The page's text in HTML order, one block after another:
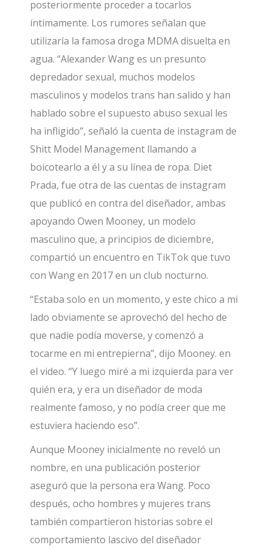
posteriormente proceder a tocarlos
íntimamente. Los rumores señalan que
utilizaría la famosa droga MDMA disuelta en
agua. “Alexander Wang es un presunto
depredador sexual, muchos modelos
masculinos y modelos trans han salido y han
hablado sobre el supuesto abuso sexual les
ha infligido”, señaló la cuenta de instagram de
Shitt Model Management llamando a
boicotearlo a él y a su línea de ropa. Diet
Prada, fue otra de las cuentas de instagram
que publicó en contra del diseñador, ambas
apoyando Owen Mooney, un modelo
masculino que, a principios de diciembre,
compartió un encuentro en TikTok que tuvo
con Wang en 2017 en un club nocturno.
“Estaba solo en un momento, y este chico a mi
lado obviamente se aprovechó del hecho de
que nadie podía moverse, y comenzó a
tocarme en mi entrepierna”, dijo Mooney. en
el video. “Y luego miré a mi izquierda para ver
quién era, y era un diseñador de moda
realmente famoso, y no podía creer que me
estuviera haciendo eso”.
Aunque Mooney inicialmente no reveló un
nombre, en una publicación posterior
aseguró que la persona era Wang. Poco
después, ocho hombres y mujeres trans
también compartieron historias sobre el
comportamiento lascivo del diseñador